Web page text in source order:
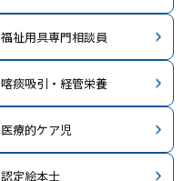
福祉用具専門相談員
喀痰吸引・経管栄養
医療的ケア児
認定絵本士